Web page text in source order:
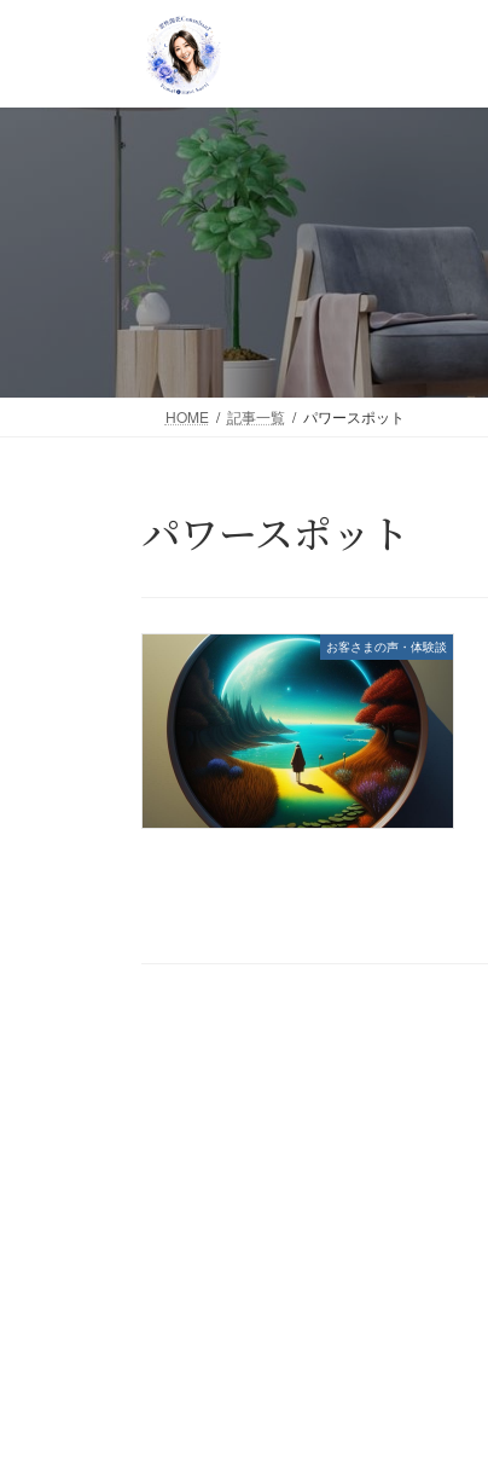
HOME 記事一覧 パワースポット
パワースポット
お客さまの声・体験談